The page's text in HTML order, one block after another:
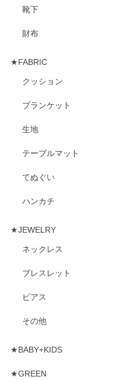
靴下
財布
★FABRIC
クッション
ブランケット
生地
テーブルマット
てぬぐい
ハンカチ
★JEWELRY
ネックレス
ブレスレット
ピアス
その他
★BABY+KIDS
★GREEN